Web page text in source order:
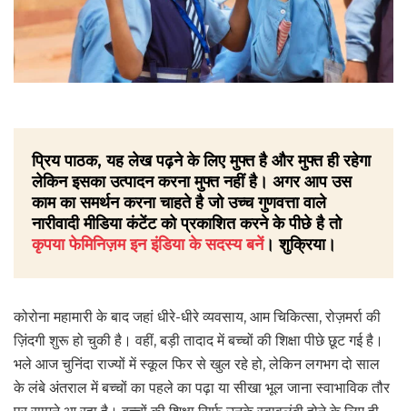
प्रिय पाठक, यह लेख पढ़ने के लिए मुफ्त है और मुफ्त ही रहेगा
लेकिन इसका उत्पादन करना मुफ्त नहीं है। अगर आप उस
काम का समर्थन करना चाहते है जो उच्च गुणवत्ता वाले
नारीवादी मीडिया कंटेंट को प्रकाशित करने के पीछे है तो
कृपया फेमिनिज़म इन इंडिया के सदस्य बनें। शुक्रिया।
कोरोना महामारी के बाद जहां धीरे-धीरे व्यवसाय, आम चिकित्सा, रोज़मर्रा की
ज़िंदगी शुरू हो चुकी है। वहीं, बड़ी तादाद में बच्चों की शिक्षा पीछे छूट गई है।
भले आज चुनिंदा राज्यों में स्कूल फिर से खुल रहे हो, लेकिन लगभग दो साल
के लंबे अंतराल में बच्चों का पहले का पढ़ा या सीखा भूल जाना स्वाभाविक तौर